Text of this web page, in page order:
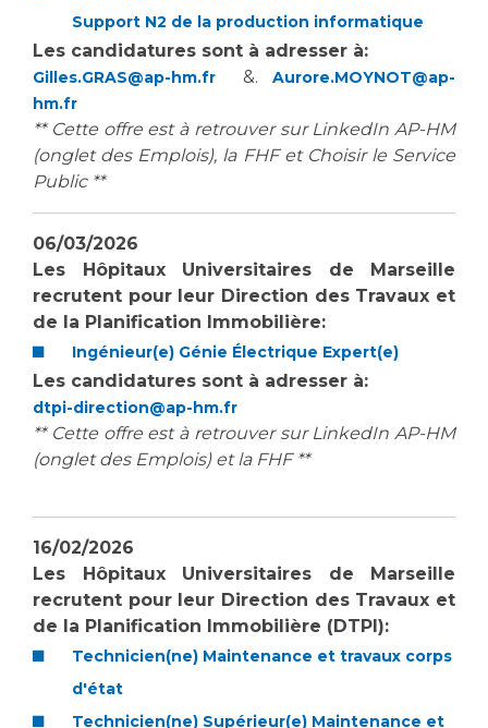
Support N2 de la production informatique
Les candidatures sont à adresser à:
Gilles.GRAS@ap-hm.fr &. Aurore.MOYNOT@ap-
hm.fr
** Cette offre est à retrouver sur LinkedIn AP-HM
(onglet des Emplois), la FHF et Choisir le Service
Public **
06/03/2026
Les Hôpitaux Universitaires de Marseille
recrutent pour leur Direction des Travaux et
de la Planification Immobilière:
Ingénieur(e) Génie Électrique Expert(e)
Les candidatures sont à adresser à:
dtpi-direction@ap-hm.fr
** Cette offre est à retrouver sur LinkedIn AP-HM
(onglet des Emplois) et la FHF **
16/02/2026
Les Hôpitaux Universitaires de Marseille
recrutent pour leur Direction des Travaux et
de la Planification Immobilière (DTPI):
Technicien(ne) Maintenance et travaux corps
d'état
Technicien(ne) Supérieur(e) Maintenance et